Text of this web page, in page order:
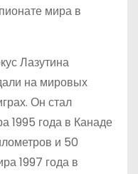
мира в
Лазутина
на мировых
Он стал
1995 года в Канаде
и 50
1997 года в